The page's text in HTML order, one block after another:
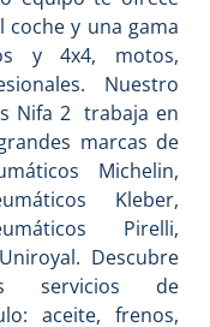
coche y una gama
y 4x4, motos,
Nuestro
Nifa2 trabaja en
marcas de
Michelin,
Kleber,
Pirelli,
Descubre
servicios de
aceite, frenos,